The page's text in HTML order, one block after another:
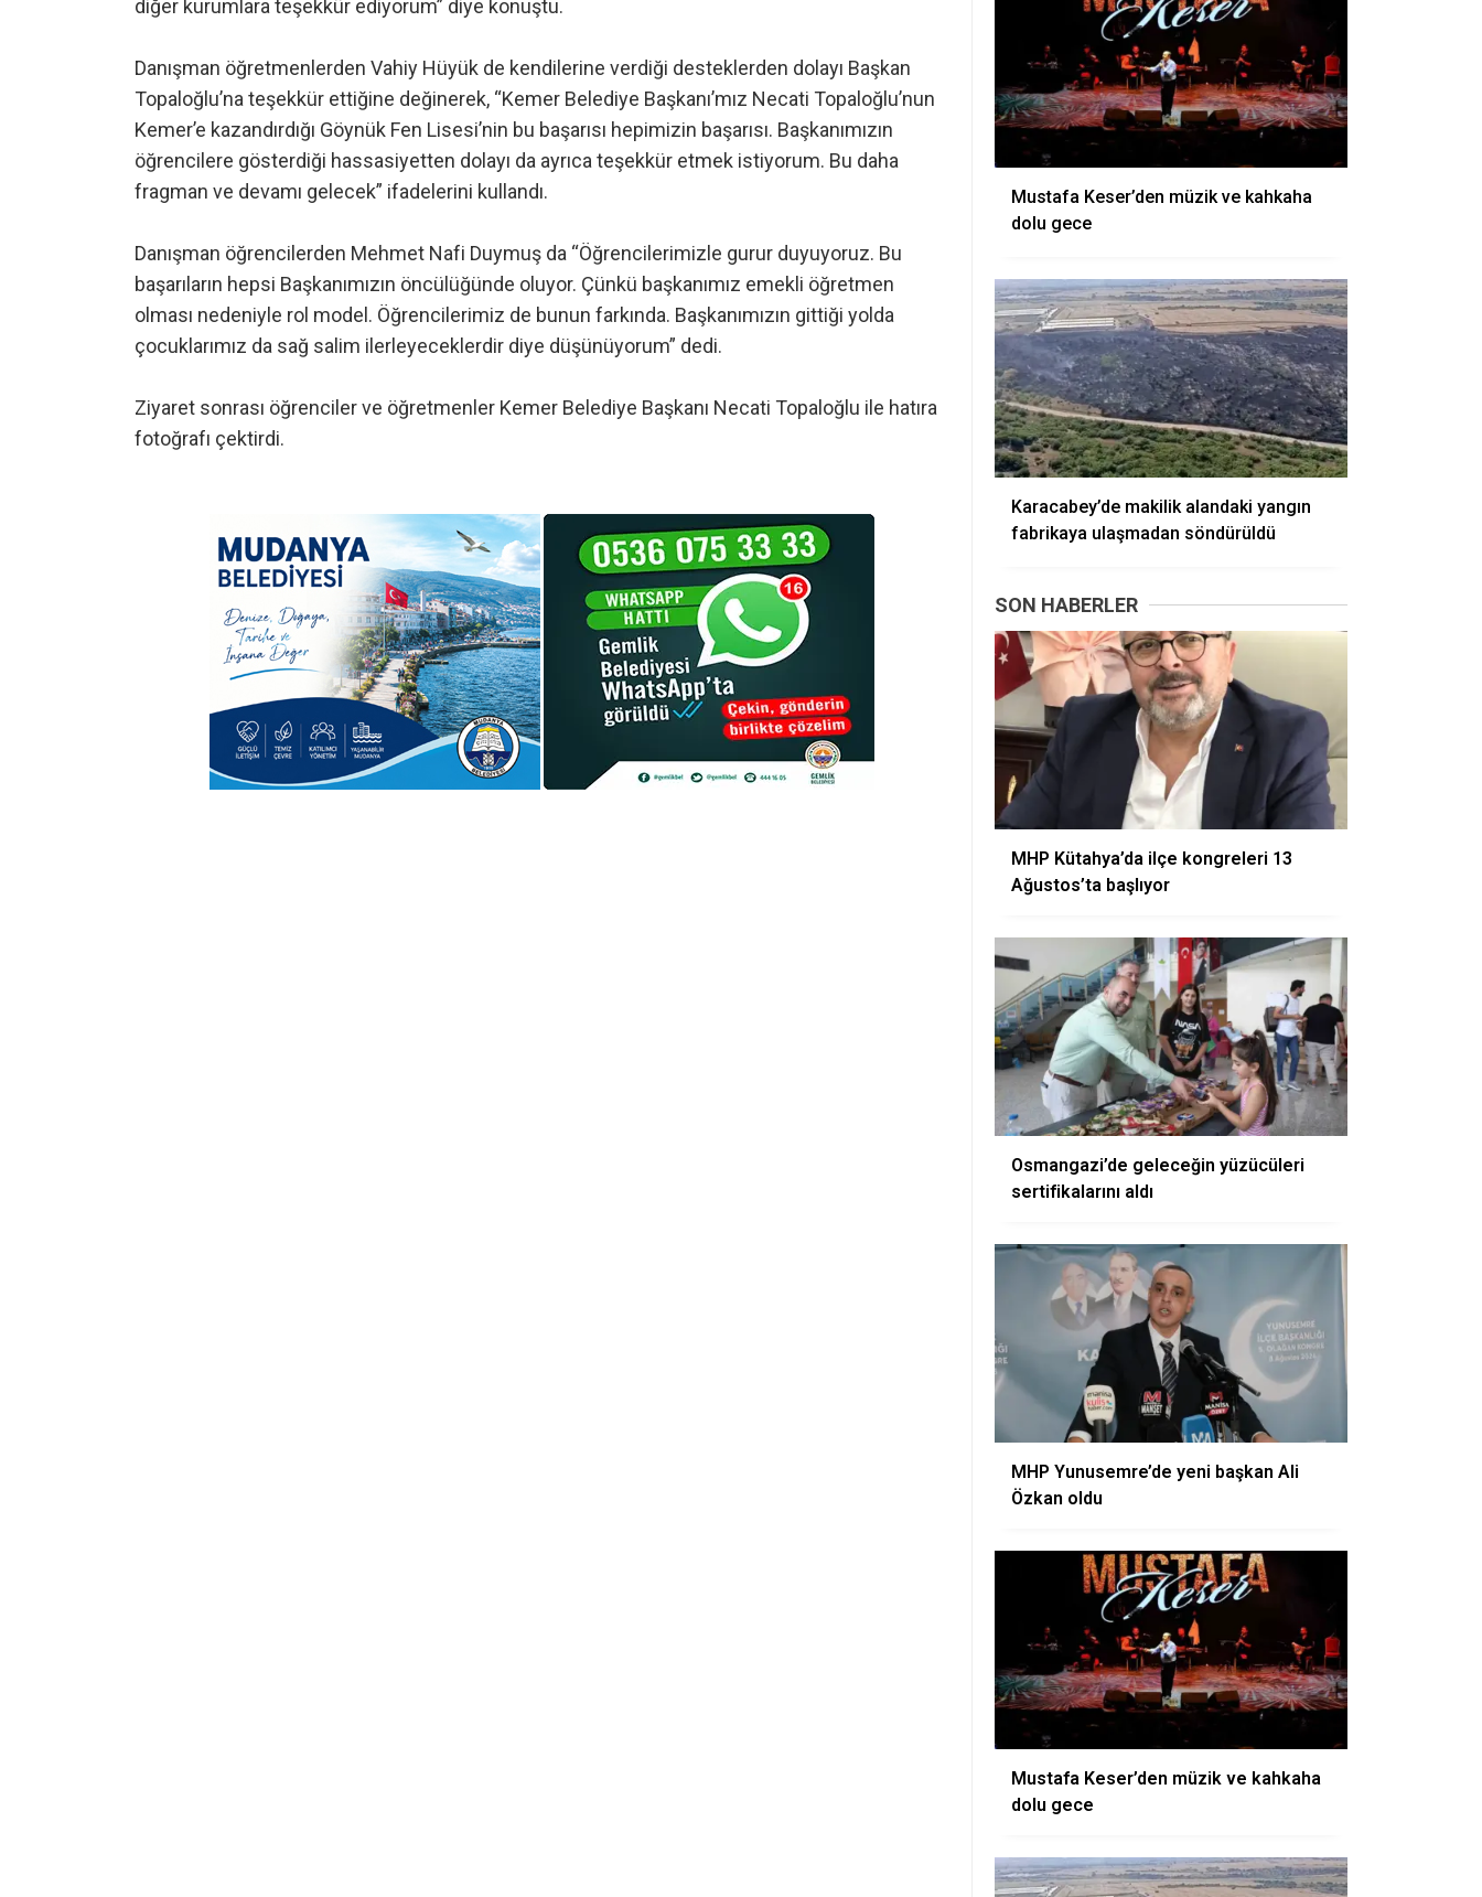
diğer kurumlara teşekkür ediyorum” diye konuştu.
Danışman öğretmenlerden Vahiy Hüyük de kendilerine verdiği desteklerden dolayı Başkan
Topaloğlu’na teşekkür ettiğine değinerek, “Kemer Belediye Başkanı’mız Necati Topaloğlu’nun
Kemer’e kazandırdığı Göynük Fen Lisesi’nin bu başarısı hepimizin başarısı. Başkanımızın
öğrencilere gösterdiği hassasiyetten dolayı da ayrıca teşekkür etmek istiyorum. Bu daha
fragman ve devamı gelecek” ifadelerini kullandı.
Danışman öğrencilerden Mehmet Nafi Duymuş da “Öğrencilerimizle gurur duyuyoruz. Bu
başarıların hepsi Başkanımızın öncülüğünde oluyor. Çünkü başkanımız emekli öğretmen
olması nedeniyle rol model. Öğrencilerimiz de bunun farkında. Başkanımızın gittiği yolda
çocuklarımız da sağ salim ilerleyeceklerdir diye düşünüyorum” dedi.
Ziyaret sonrası öğrenciler ve öğretmenler Kemer Belediye Başkanı Necati Topaloğlu ile hatıra
fotoğrafı çektirdi.
Mustafa Keser’den müzik ve kahkaha
dolu gece
Karacabey’de makilik alandaki yangın
fabrikaya ulaşmadan söndürüldü
SON HABERLER
MHP Kütahya’da ilçe kongreleri 13
Ağustos’ta başlıyor
Osmangazi’de geleceğin yüzücüleri
sertifikalarını aldı
MHP Yunusemre’de yeni başkan Ali
Özkan oldu
Mustafa Keser’den müzik ve kahkaha
dolu gece